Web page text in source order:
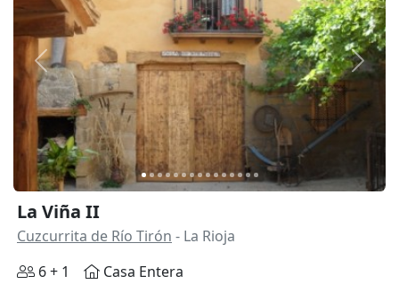
Anterior
La Viña II
Cuzcurrita de Río Tirón - La Rioja
6 + 1
Casa Entera